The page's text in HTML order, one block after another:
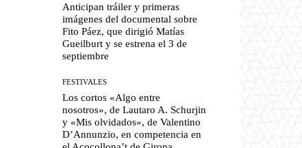
Anticipan tráiler y primeras
imágenes del documental sobre
Fito Páez, que dirigió Matías
Gueilburt y se estrena el 3 de
septiembre
FESTIVALES
Los cortos «Algo entre
nosotros», de Lautaro A. Schurjin
y «Mis olvidados», de Valentino
D’Annunzio, en competencia en